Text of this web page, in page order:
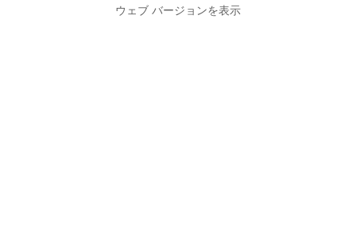
ウェブ バージョンを表示